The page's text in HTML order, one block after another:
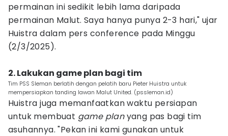
permainan ini sedikit lebih lama daripada
permainan Malut. Saya hanya punya 2-3 hari," ujar
Huistra dalam pers conference pada Minggu
(2/3/2025).
2. Lakukan game plan bagi tim
Tim PSS Sleman berlatih dengan pelatih baru Pieter Huistra untuk
mempersiapkan tanding lawan Malut United. (pssleman.id)
Huistra juga memanfaatkan waktu persiapan
untuk membuat game planyang pas bagi tim
asuhannya. "Pekan ini kami gunakan untuk